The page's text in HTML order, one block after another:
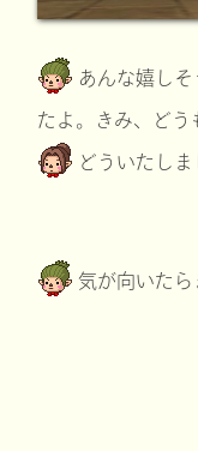
あんな嬉し
たよ。きみ、どう
どういたしま
気が向いたら